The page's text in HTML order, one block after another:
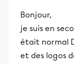
Bonjour,
je suis en
était normal
et des logos